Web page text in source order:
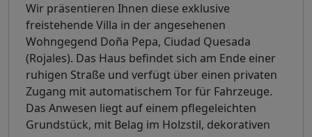
Wir präsentieren Ihnen diese exklusive
freistehende Villa in der angesehenen
Wohngegend Doña Pepa, Ciudad Quesada
(Rojales). Das Haus befindet sich am Ende einer
ruhigen Straße und verfügt über einen privaten
Zugang mit automatischem Tor für Fahrzeuge.
Das Anwesen liegt auf einem pflegeleichten
Grundstück, mit Belag im Holzstil, dekorativen